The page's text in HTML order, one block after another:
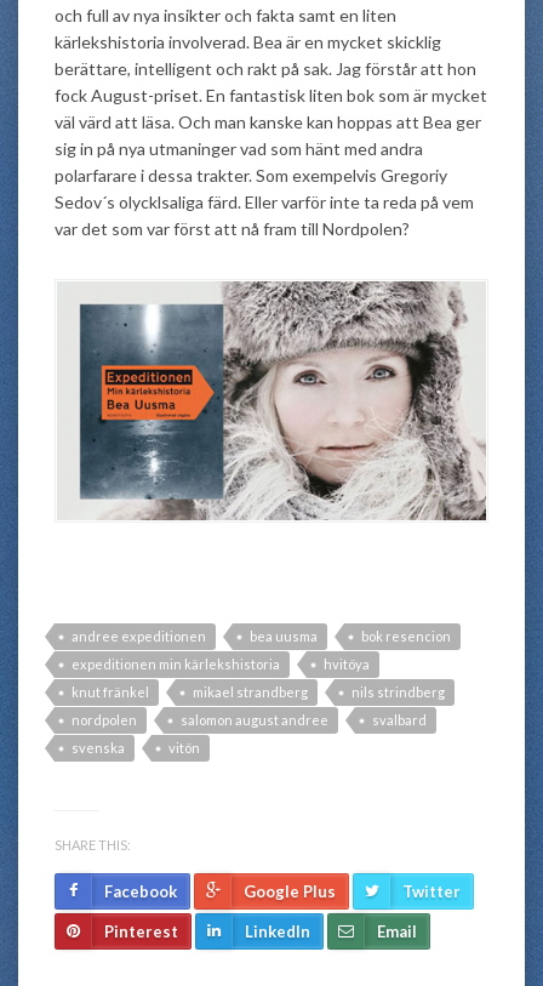
och full av nya insikter och fakta samt en liten
kärlekshistoria involverad. Bea är en mycket skicklig
berättare, intelligent och rakt på sak. Jag förstår att hon
fock August-priset. En fantastisk liten bok som är mycket
väl värd att läsa. Och man kanske kan hoppas att Bea ger
sig in på nya utmaninger vad som hänt med andra
polarfarare i dessa trakter. Som exempelvis Gregoriy
Sedov´s olycklsaliga färd. Eller varför inte ta reda på vem
var det som var först att nå fram till Nordpolen?
andree expeditionen bea uusma
bok resencion
expeditionen min kärlekshistoria
hvitöya
knut fränkel
mikael strandberg
nils strindberg
nordpolen
salomon august andree
svalbard
svenska
vitön
SHARE THIS:
Facebook Google Plus Twitter
Pinterest LinkedIn Email